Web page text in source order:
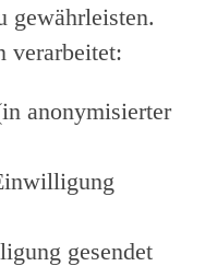
gewährleisten.
verarbeitet:
anonymisierter
gesendet